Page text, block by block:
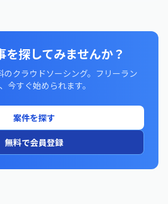
を探してみませんか？
クラウドソーシング。フリーラン
今すぐ始められます。
案件を探す
無料で会員登録